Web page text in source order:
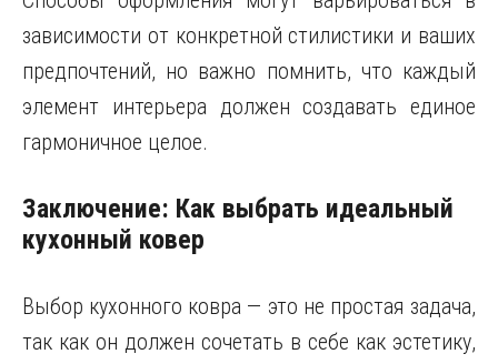
зависимости от конкретной стилистики и ваших
предпочтений, но важно помнить, что каждый
элемент интерьера должен создавать единое
гармоничное целое.
Заключение: Как выбрать идеальный
кухонный ковер
Выбор кухонного ковра — это не простая задача,
так как он должен сочетать в себе как эстетику,